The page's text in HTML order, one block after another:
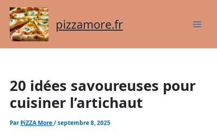
contenu
pizzamore.fr
20 idées savoureuses pour
cuisiner l’artichaut
Par PiZZA More/septembre 8, 2025